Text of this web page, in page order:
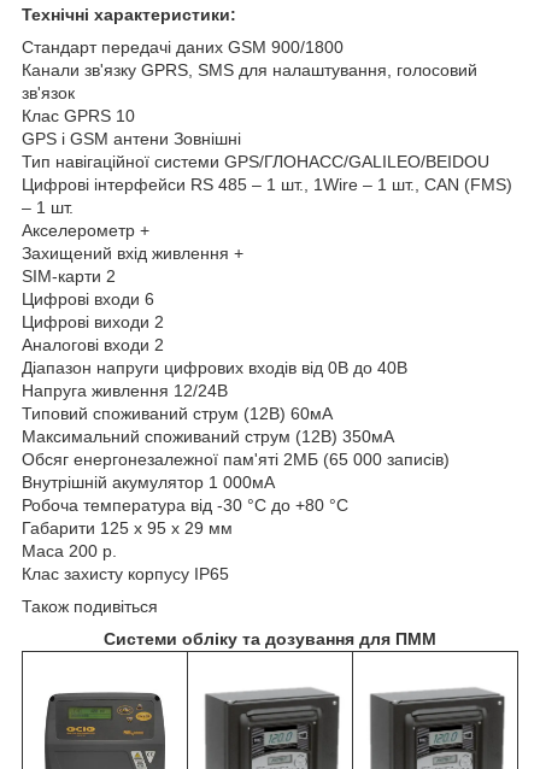
Технічні характеристики:
Стандарт передачі даних GSM 900/1800
Канали зв'язку GPRS, SMS для налаштування, голосовий
зв'язок
Клас GPRS 10
GPS і GSM антени Зовнішні
Тип навігаційної системи GPS/ГЛОНАСС/GALILEO/BEIDOU
Цифрові інтерфейси RS 485 – 1 шт., 1Wire – 1 шт., CAN (FMS)
– 1 шт.
Акселерометр +
Захищений вхід живлення +
SIM-карти 2
Цифрові входи 6
Цифрові виходи 2
Аналогові входи 2
Діапазон напруги цифрових входів від 0В до 40В
Напруга живлення 12/24В
Типовий споживаний струм (12В) 60мА
Максимальний споживаний струм (12В) 350мА
Обсяг енергонезалежної пам'яті 2МБ (65 000 записів)
Внутрішній акумулятор 1 000мА
Робоча температура від -30 °С до +80 °С
Габарити 125 х 95 х 29 мм
Маса 200 р.
Клас захисту корпусу IP65
Також подивіться
Системи обліку та дозування для ПММ